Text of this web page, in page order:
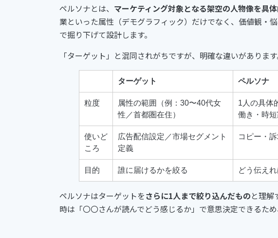
ペルソナとは、 マーケティング対象となる架空の人物像を具
業といった属性（デモグラフィック）だけでなく、価値観・
で掘り下げて設計します。
「ターゲット」と混同されがちですが、明確な違いがあります
ターゲット ペルソナ
粒度
属性の範囲（例：30〜40代女
性／首都圏在住）
1人の具体
働き・時短
使いど
ころ
広告配信設定／市場セグメント
定義
コピー・
目的 誰に届けるかを絞る どう伝え
ペルソナはターゲットをさらに1人まで絞り込んだものと理解
時は「〇〇さんが読んでどう感じるか」で意思決定できるため